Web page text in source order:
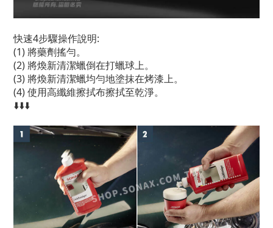
快速4步驟操作說明:
(1) 將藥劑搖勻。
(2) 將煥新清潔蠟倒在打蠟球上。
(3) 將煥新清潔蠟均勻地塗抹在烤漆上。
(4) 使用高纖維擦拭布擦拭至乾淨。
⬇️⬇️⬇️